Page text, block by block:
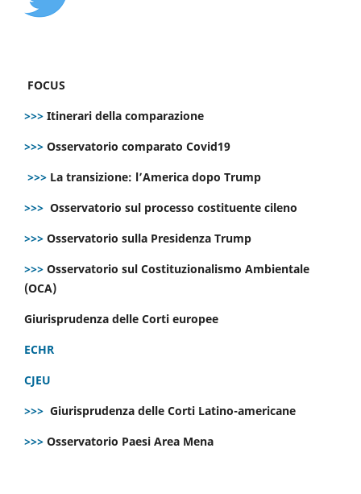
FOCUS
>>> Itinerari della comparazione
>>> Osservatorio comparato Covid19
>>> La transizione: l’America dopo Trump
>>> Osservatorio sul processo costituente cileno
>>> Osservatorio sulla Presidenza Trump
>>> Osservatorio sul Costituzionalismo Ambientale
(OCA)
Giurisprudenza delle Corti europee
ECHR
CJEU
>>> Giurisprudenza delle Corti Latino-americane
>>> Osservatorio Paesi Area Mena